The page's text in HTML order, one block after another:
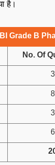
है।
Grade B
No. Of